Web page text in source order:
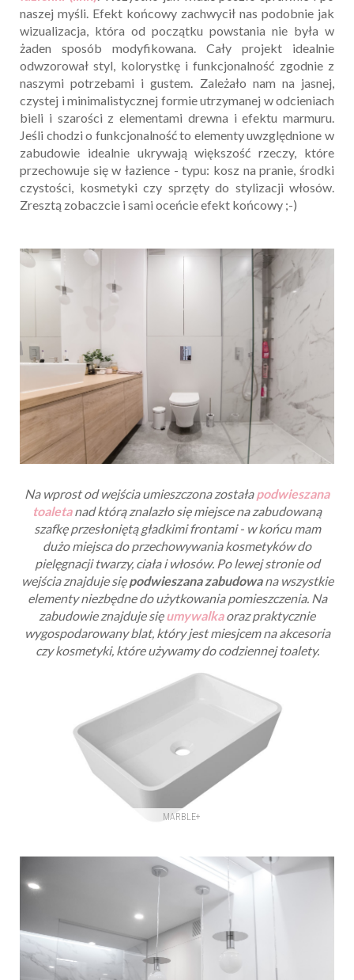
naszej myśli. Efekt końcowy zachwycił nas podobnie jak
wizualizacja, która od początku powstania nie była w
żaden sposób modyfikowana. Cały projekt idealnie
odwzorował styl, kolorystkę i funkcjonalność zgodnie z
naszymi potrzebami i gustem. Zależało nam na jasnej,
czystej i minimalistycznej formie utrzymanej w odcieniach
bieli i szarości z elementami drewna i efektu marmuru.
Jeśli chodzi o funkcjonalność to elementy uwzględnione w
zabudowie idealnie ukrywają większość rzeczy, które
przechowuje się w łazience - typu: kosz na pranie, środki
czystości, kosmetyki czy sprzęty do stylizacji włosów.
Zresztą zobaczcie i sami oceńcie efekt końcowy ;-)
Na wprost od wejścia umieszczona zostałapodwieszana
toaletanad którą znalazło się miejsce na zabudowaną
szafkę przesłoniętą gładkimi frontami - w końcu mam
dużo miejsca do przechowywania kosmetyków do
pielęgnacji twarzy, ciała i włosów. Po lewej stronie od
wejścia znajduje siępodwieszana zabudowana wszystkie
elementy niezbędne do użytkowania pomieszczenia. Na
zabudowie znajduje sięumywalkaoraz praktycznie
wygospodarowany blat, który jest miesjcem na akcesoria
czy kosmetyki, które używamy do codziennej toalety.